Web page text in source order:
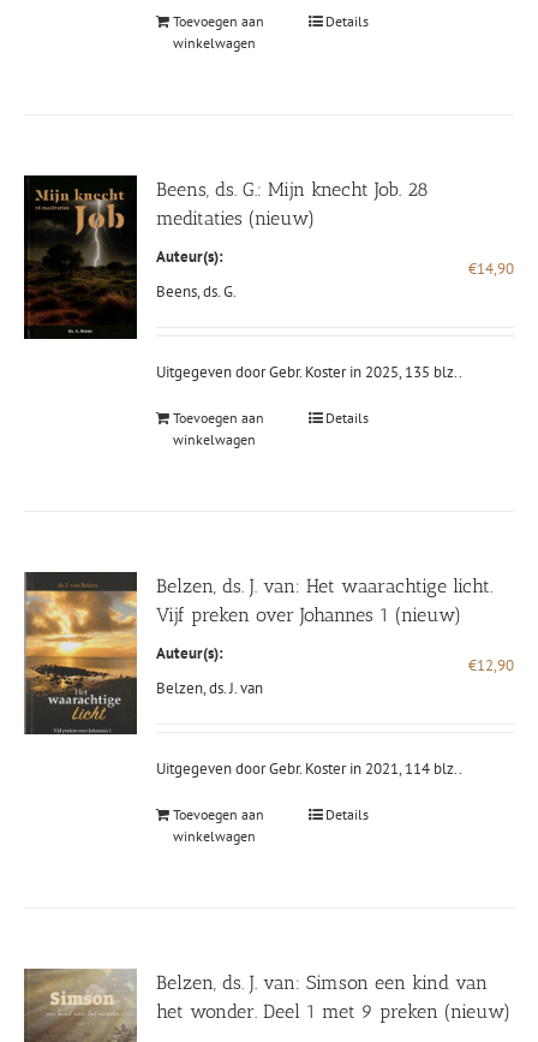
Toevoegen aan
winkelwagen
Details
Beens, ds. G.: Mijn knecht Job. 28
meditaties (nieuw)
Auteur(s):
Beens, ds. G.
€14,90
Uitgegeven door Gebr. Koster in 2025, 135 blz..
Toevoegen aan
winkelwagen
Details
Belzen, ds. J. van: Het waarachtige licht.
Vijf preken over Johannes 1 (nieuw)
Auteur(s):
Belzen, ds. J. van
€12,90
Uitgegeven door Gebr. Koster in 2021, 114 blz..
Toevoegen aan
winkelwagen
Details
Belzen, ds. J. van: Simson een kind van
het wonder. Deel 1 met 9 preken (nieuw)